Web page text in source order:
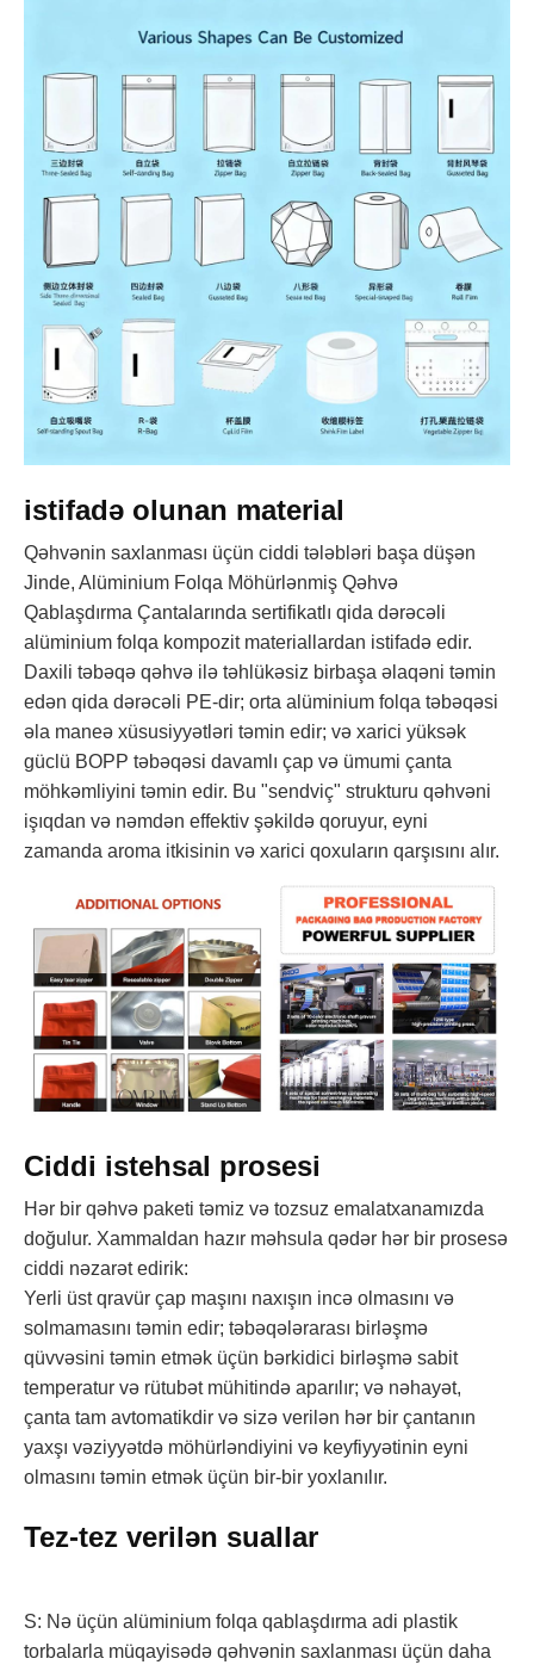
istifadə olunan material
Qəhvənin saxlanması üçün ciddi tələbləri başa düşən
Jinde, Alüminium Folqa Möhürlənmiş Qəhvə
Qablaşdırma Çantalarında sertifikatlı qida dərəcəli
alüminium folqa kompozit materiallardan istifadə edir.
Daxili təbəqə qəhvə ilə təhlükəsiz birbaşa əlaqəni təmin
edən qida dərəcəli PE-dir; orta alüminium folqa təbəqəsi
əla maneə xüsusiyyətləri təmin edir; və xarici yüksək
güclü BOPP təbəqəsi davamlı çap və ümumi çanta
möhkəmliyini təmin edir. Bu "sendviç" strukturu qəhvəni
işıqdan və nəmdən effektiv şəkildə qoruyur, eyni
zamanda aroma itkisinin və xarici qoxuların qarşısını alır.
Ciddi istehsal prosesi
Hər bir qəhvə paketi təmiz və tozsuz emalatxanamızda
doğulur. Xammaldan hazır məhsula qədər hər bir prosesə
ciddi nəzarət edirik:
Yerli üst qravür çap maşını naxışın incə olmasını və
solmamasını təmin edir; təbəqələrarası birləşmə
qüvvəsini təmin etmək üçün bərkidici birləşmə sabit
temperatur və rütubət mühitində aparılır; və nəhayət,
çanta tam avtomatikdir və sizə verilən hər bir çantanın
yaxşı vəziyyətdə möhürləndiyini və keyfiyyətinin eyni
olmasını təmin etmək üçün bir-bir yoxlanılır.
Tez-tez verilən suallar
S: Nə üçün alüminium folqa qablaşdırma adi plastik
torbalarla müqayisədə qəhvənin saxlanması üçün daha